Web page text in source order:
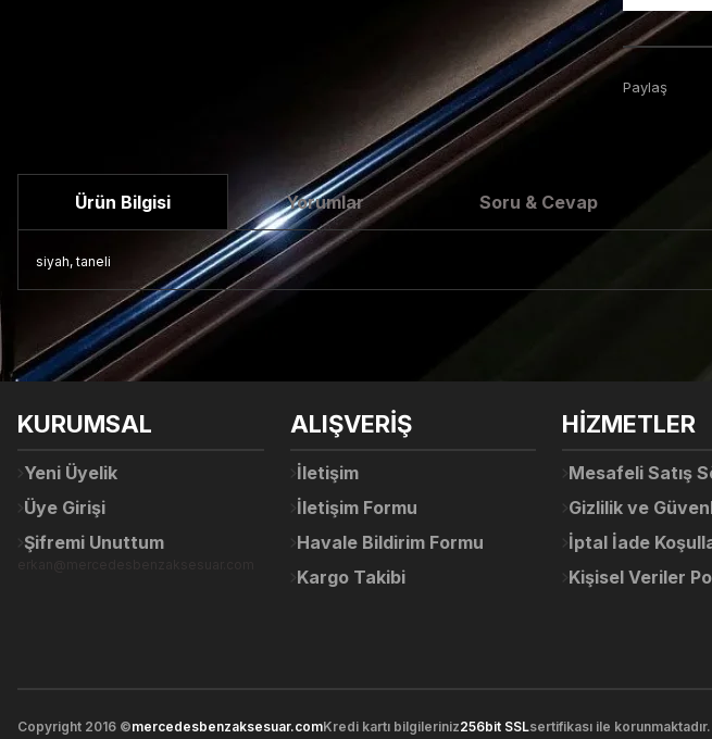
Paylaş
Ürün Bilgisi Yorumlar Soru & Cevap
siyah, taneli
Bu ürüne
Ürün hakkında
Bu ürünün fiyat bilgisi, resim, ürün açıklamalarında ve diğer konularda yetersiz gördüğünüz
Görüş ve önerileriniz için teşekkür ederiz.
Ürün açıklamasında eksik bilgiler bulunuyor.
Bu ürüne benzer farklı alternatifler olmalı.
Sitemize
KURUMSAL
Yeni Üyelik
Üye Girişi
Şifremi Unuttum
ALIŞVERİŞ
İletişim
İletişim Formu
Havale Bildirim Formu
Kargo Takibi
HİZMETLER
Mesafeli Satış
Gizlilik ve
İptal İade
Kişisel Veriler
Copyright 2016 ©mercedesbenzaksesuar.comKredi kartı bilgileriniz256bit SSLsertifikası ile korunmaktadır.